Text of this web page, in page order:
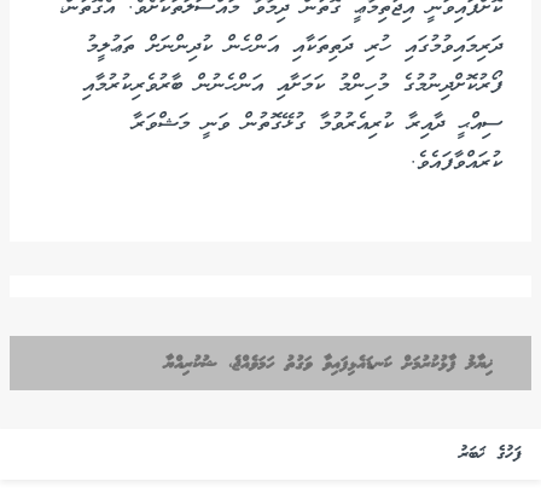
ކޮށްފައިވަނީ އިޖުތިމާޢީ ގޮތުން ދިމާވާ މައްސަލަތަކަށެވެ. އެގޮތުން،
ދަރިމައިވުމުގައި ހުރި ދަތިތަކާއި އަންހެން ކުދިންނަށް ތަޢުލީމު
ފޯރުކޮށްދިނުމުގެ މުހިންމު ކަމަށާއި އަންހެނުން ބާރުވެރިކުރުމާއި
ސިއްޙީ ދާއިރާ ކުރިއެރުވުމާ ގުޅޭގޮތުން ވަނީ މަޝްވަރާ
ކުރައްވާފައެވެ.
ޚިޔާލު ފާޅުކުރުމަށް ކަނޑައެޅިފައިވާ ވަގުތު ހަމަވެއްޖެ، ޝުކުރިއްޔާ
ފަހުގެ ޚަބަރު